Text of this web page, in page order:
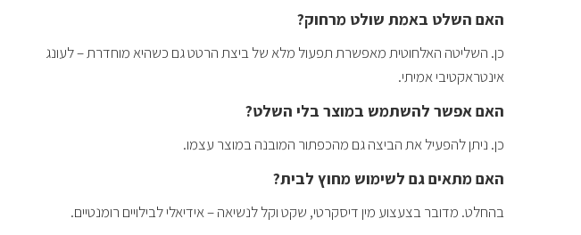
האם השלט באמת שולט מרחוק?
כן. השליטה האלחוטית מאפשרת תפעול מלא של ביצת הרטט גם כשהיא מוחדרת – לעונג
אינטראקטיבי אמיתי.
האם אפשר להשתמש במוצר בלי השלט?
כן. ניתן להפעיל את הביצה גם מהכפתור המובנה במוצר עצמו.
האם מתאים גם לשימוש מחוץ לבית?
בהחלט. מדובר בצעצוע מין דיסקרטי, שקט וקל לנשיאה – אידיאלי לבילויים רומנטיים.